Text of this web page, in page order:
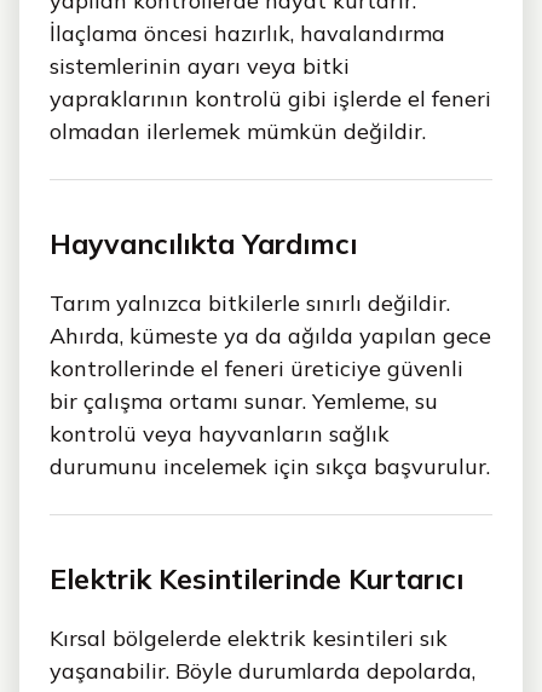
İlaçlama öncesi hazırlık, havalandırma
sistemlerinin ayarı veya bitki
yapraklarının kontrolü gibi işlerde el feneri
olmadan ilerlemek mümkün değildir.
Hayvancılıkta Yardımcı
Tarım yalnızca bitkilerle sınırlı değildir.
Ahırda, kümeste ya da ağılda yapılan gece
kontrollerinde el feneri üreticiye güvenli
bir çalışma ortamı sunar. Yemleme, su
kontrolü veya hayvanların sağlık
durumunu incelemek için sıkça başvurulur.
Elektrik Kesintilerinde Kurtarıcı
Kırsal bölgelerde elektrik kesintileri sık
yaşanabilir. Böyle durumlarda depolarda,